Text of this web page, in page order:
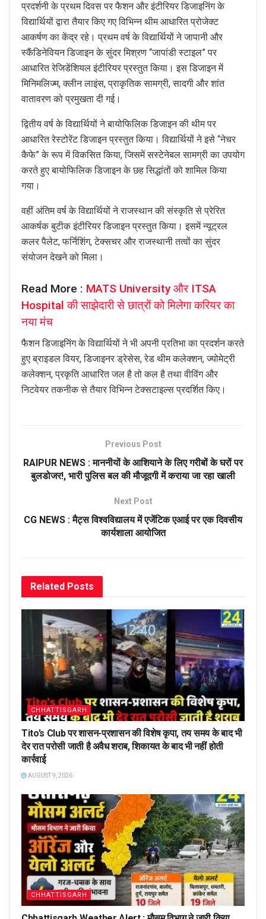
प्रदर्शनी के प्रथम दिवस पर फैशन और इंटीरियर डिजाइनिंग के
विद्यार्थियों द्वारा तैयार किए गए विभिन्न थीम आधारित प्रोजेक्ट
आकर्षण का केंद्र रहे। प्रथम वर्ष के विद्यार्थियों ने जापानी और
स्कैंडिनेवियन डिजाइन के सुंदर मिश्रण “जापांडी स्टाइल” पर
आधारित रेजिडेंशियल इंटीरियर प्रस्तुत किया। इस डिजाइन में
मिनिमलिज्म, क्लीन लाइंस, प्राकृतिक सामग्री, सादगी और शांत
वातावरण को प्रमुखता दी गई।
द्वितीय वर्ष के विद्यार्थियों ने बायोफिलिक डिजाइन की थीम पर
आधारित रेस्टोरेंट डिजाइन प्रस्तुत किया। विद्यार्थियों ने इसे “नेचर
कैफे” के रूप में विकसित किया, जिसमें सस्टेनेबल सामग्री का उपयोग
करते हुए बायोफिलिक डिजाइन के छह सिद्धांतों को शामिल किया
गया।
वहीं अंतिम वर्ष के विद्यार्थियों ने राजस्थान की संस्कृति से प्रेरित
आकर्षक बुटीक इंटीरियर डिजाइन प्रस्तुत किया। इसमें न्यूट्रल
कलर पैलेट, फर्निशिंग, टेक्सचर और राजस्थानी तत्वों का सुंदर
संयोजन देखने को मिला।
Read More : MATS University और ITSA
Hospital की साझेदारी से छात्रों को मिलेगा करियर का
नया मंच
फैशन डिजाइनिंग के विद्यार्थियों ने भी अपनी प्रतिभा का प्रदर्शन करते
हुए ब्राइडल वियर, डिजाइनर ड्रेसेस, रेड थीम कलेक्शन, ज्योमेट्री
कलेक्शन, प्रकृति आधारित जल है तो कल है तथा वीविंग और
निटवेयर तकनीक से तैयार विभिन्न टेक्सटाइल्स प्रदर्शित किए।
Previous Post
RAIPUR NEWS : माननीयों के आशियाने के लिए गरीबों के घरों पर
बुलडोजर!, भारी पुलिस बल की मौजूदगी में कराया जा रहा खाली
Next Post
CG NEWS : मैट्स विश्वविद्यालय में एजेंटिक एआई पर एक दिवसीय
कार्यशाला आयोजित
Related Posts
CHHATTISGARH
Tito’s Club पर शासन-प्रशासन की विशेष कृपा, तय समय के बाद भी
देर रात परोसी जाती है अवैध शराब, शिकायत के बाद भी नहीं होती
कार्रवाई
AUGUST 9, 2026
CHHATTISGARH